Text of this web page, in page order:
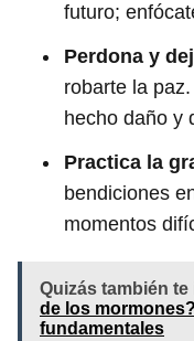
futuro;
Perdona y
robarte la
hecho daño y
Practica la
bendiciones
momentos
Quizás también te
de los
fundamentales